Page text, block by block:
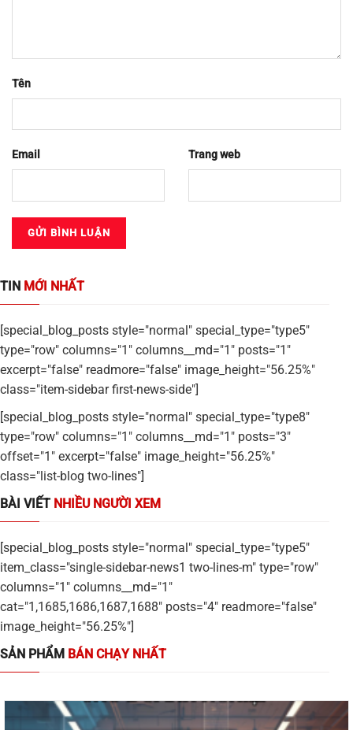
Tên
Email Trang web
TIN MỚI NHẤT
[special_blog_posts style="normal" special_type="type5"
type="row" columns="1" columns__md="1" posts="1"
excerpt="false" readmore="false" image_height="56.25%"
class="item-sidebar first-news-side"]
[special_blog_posts style="normal" special_type="type8"
type="row" columns="1" columns__md="1" posts="3"
offset="1" excerpt="false" image_height="56.25%"
class="list-blog two-lines"]
BÀI VIẾT NHIỀU NGƯỜI XEM
[special_blog_posts style="normal" special_type="type5"
item_class="single-sidebar-news1 two-lines-m" type="row"
columns="1" columns__md="1"
cat="1,1685,1686,1687,1688" posts="4" readmore="false"
image_height="56.25%"]
SẢN PHẨM BÁN CHẠY NHẤT